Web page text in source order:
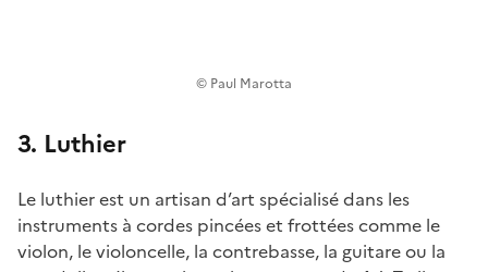
© Paul Marotta
3. Luthier
Le luthier est un artisan d’art spécialisé dans les
instruments à cordes pincées et frottées comme le
violon, le violoncelle, la contrebasse, la guitare ou la